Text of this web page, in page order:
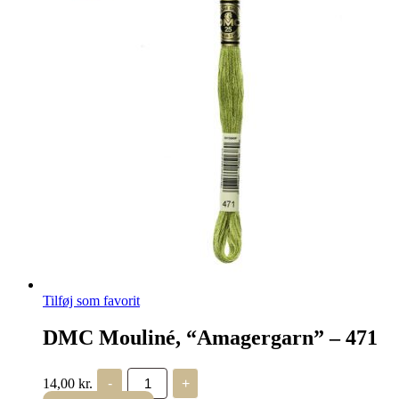
Tilføj som favorit
DMC Mouliné, “Amagergarn” – 471
14,00 kr. -
DMC
Mouliné,
+